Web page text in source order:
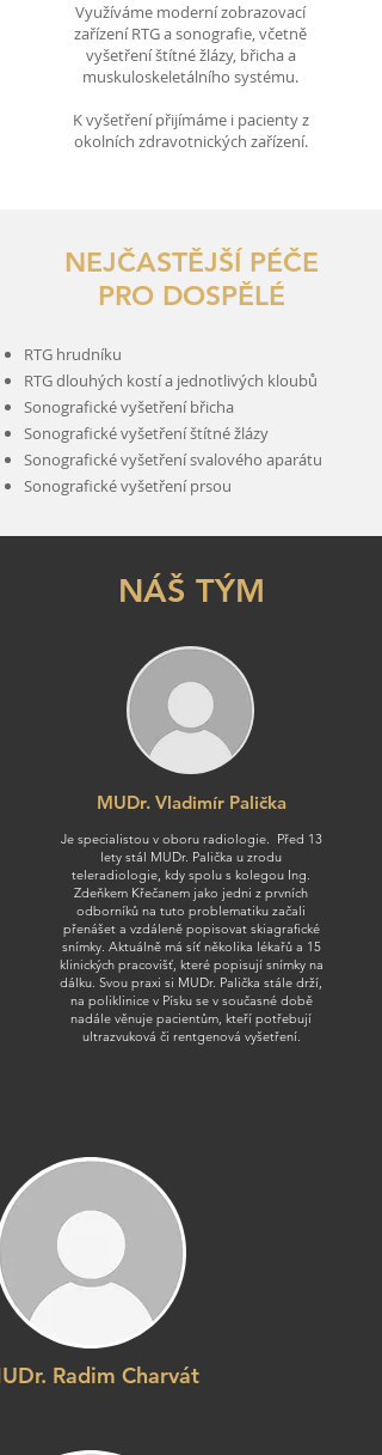
Využíváme moderní zobrazovací
zařízení RTG a sonografie, včetně
vyšetření štítné žlázy, břicha a
muskuloskeletálního systému.
K vyšetření přijímáme i pacienty z
okolních zdravotnických zařízení.
NEJČASTĚJŠÍ PÉČE
PRO DOSPĚLÉ
RTG hrudníku
RTG dlouhých kostí a jednotlivých kloubů
Sonografické vyšetření břicha
Sonografické vyšetření štítné žlázy
Sonografické vyšetření svalového aparátu
Sonografické vyšetření prsou
NÁŠ TÝM
MUDr. Vladimír Palička
Je specialistou v oboru radiologie. Před 13
lety stál MUDr. Palička u zrodu
teleradiologie, kdy spolu s kolegou Ing.
Zdeňkem Křečanem jako jedni z prvních
odborníků na tuto problematiku začali
přenášet a vzdáleně popisovat skiagrafické
snímky. Aktuálně má síť několika lékařů a 15
klinických pracovišť, které popisují snímky na
dálku. Svou praxi si MUDr. Palička stále drží,
na poliklinice v Písku se v současné době
nadále věnuje pacientům, kteří potřebují
ultrazvuková či rentgenová vyšetření.
Radim Charvát